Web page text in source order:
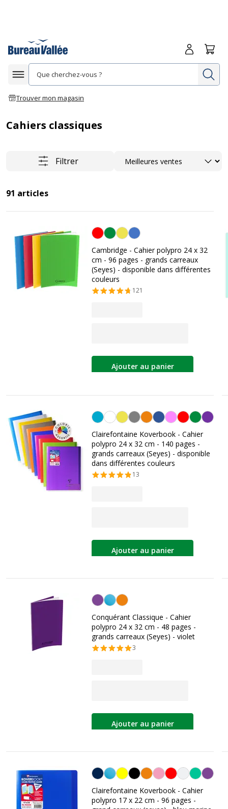
Afficher la navigation
Trouver mon magasin
Me
Cahiers classiques
Filtrer Trier
91 articles
Personnalisation de la couleur
Cambridge - Cahier polypro 24 x 32
cm - 96 pages - grands carreaux
(Seyes) - disponible dans différentes
couleurs
121
Ajouter au panier
Personnalisation de la couleur
Clairefontaine Koverbook - Cahier
polypro 24 x 32 cm - 140 pages -
grands carreaux (Seyes) - disponible
dans différentes couleurs
13
Ajouter au panier
Violet
Conquérant Classique - Cahier
polypro 24 x 32 cm - 48 pages -
grands carreaux (Seyes) - violet
3
Ajouter au panier
Bleu marine
Clairefontaine Koverbook - Cahier
polypro 17 x 22 cm - 96 pages -